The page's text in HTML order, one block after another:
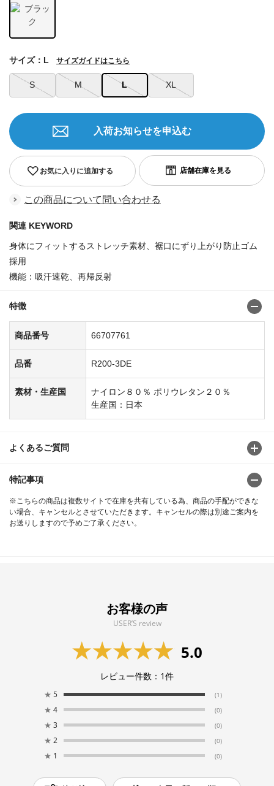
S M L XL
サイズ：L サイズガイドはこちら
お気に入りに追加する
入荷お知らせを申込む
この商品について問い合わせる
関連 KEYWORD
身体にフィットするストレッチ素材、裾口にずり上がり防止ゴム
採用
機能：吸汗速乾、再帰反射
特徴
商品番号 66707761
品番 R200-3DE
素材・生産国
ナイロン８０％ ポリウレタン２０％
生産国：日本
よくあるご質問
特記事項
※こちらの商品は複数サイトで在庫を共有している為、商品の手配ができな
い場合、キャンセルとさせていただきます。キャンセルの際は別途ご案内を
お送りしますので予めご了承ください。
お客様の声
USER’S review
5.0
レビュー件数： 1件
★ 5 (1)
★ 4 (0)
★ 3 (0)
★ 2 (0)
★ 1 (0)